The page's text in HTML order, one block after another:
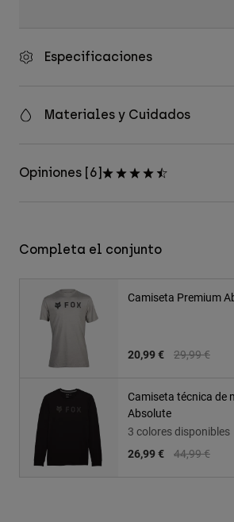
Especificaciones
Materiales y Cuidados
Opiniones [6]
Completa el conjunto
Camiseta Premium
Price
29,99 €to
20,99 €
Camiseta técnica de
Absolute
3 colores disponibles
Price
44,99 €to
26,99 €